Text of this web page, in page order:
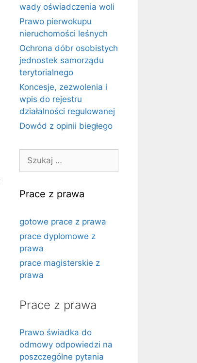
wady oświadczenia woli
Prawo pierwokupu
nieruchomości leśnych
Ochrona dóbr osobistych
jednostek samorządu
terytorialnego
Koncesje, zezwolenia i
wpis do rejestru
działalności regulowanej
Dowód z opinii biegłego
Szukaj:
Prace z prawa
gotowe prace z prawa
prace dyplomowe z
prawa
prace magisterskie z
prawa
Prace z prawa
Prawo świadka do
odmowy odpowiedzi na
poszczególne pytania